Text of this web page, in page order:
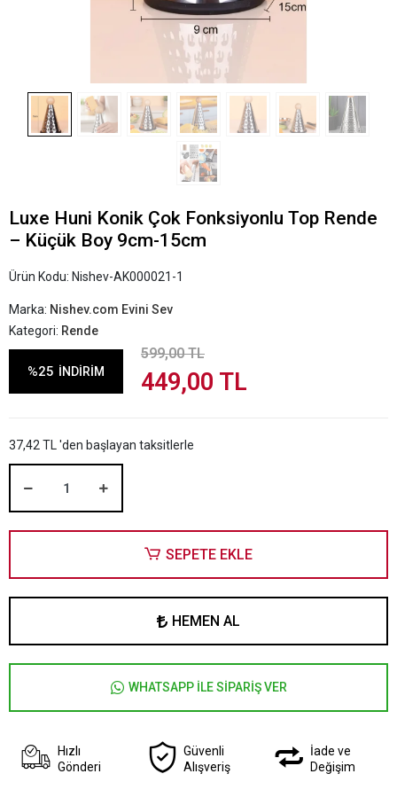
Luxe Huni Konik Çok Fonksiyonlu Top Rende
– Küçük Boy 9cm-15cm
Ürün Kodu: Nishev-AK000021-1
Marka: Nishev.com Evini Sev
Kategori: Rende
%25 İNDİRİM
599,00 TL
449,00 TL
37,42 TL 'den başlayan taksitlerle
SEPETE EKLE
HEMEN AL
WHATSAPP İLE SİPARİŞ VER
Hızlı
Gönderi
Güvenli
Alışveriş
İade ve
Değişim